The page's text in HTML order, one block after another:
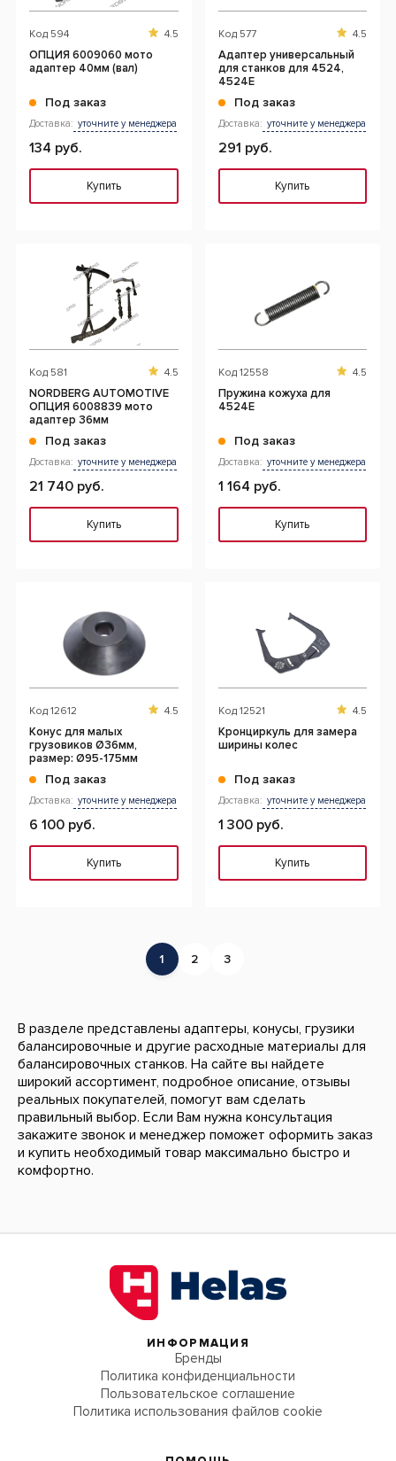
Код 594 4.5
ОПЦИЯ 6009060 мото
адаптер 40мм (вал)
Под заказ
Доставка: уточните у менеджера
134 руб.
Купить
Код 577 4.5
Адаптер универсальный
для станков для 4524,
4524E
Под заказ
Доставка: уточните у менеджера
291 руб.
Купить
Код 581 4.5
NORDBERG AUTOMOTIVE
ОПЦИЯ 6008839 мото
адаптер 36мм
Под заказ
Доставка: уточните у менеджера
21 740 руб.
Купить
Код 12558 4.5
Пружина кожуха для
4524E
Под заказ
Доставка: уточните у менеджера
1 164 руб.
Купить
Код 12612 4.5
Конус для малых
грузовиков Ø36мм,
размер: Ø95-175мм
Под заказ
Доставка: уточните у менеджера
6 100 руб.
Купить
Код 12521 4.5
Кронциркуль для замера
ширины колес
Под заказ
Доставка: уточните у менеджера
1 300 руб.
Купить
1 2 3
В разделе представлены адаптеры, конусы, грузики
балансировочные и другие расходные материалы для
балансировочных станков. На сайте вы найдете
широкий ассортимент, подробное описание, отзывы
реальных покупателей, помогут вам сделать
правильный выбор. Если Вам нужна консультация
закажите звонок и менеджер поможет оформить заказ
и купить необходимый товар максимально быстро и
комфортно.
ИНФОРМАЦИЯ
Бренды
Политика конфиденциальности
Пользовательское соглашение
Политика использования файлов cookie